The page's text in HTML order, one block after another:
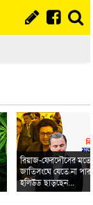
রিয়াজ-ফেরদৌসের মতো
জাতিসংঘে যেতে না
হলিউড ছাড়ছেন...